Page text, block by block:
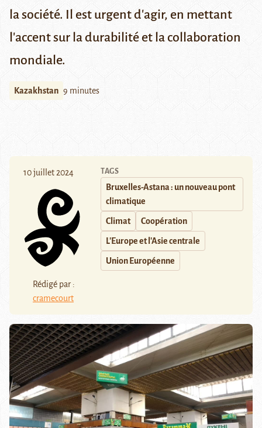
la société. Il est urgent d'agir, en mettant
l'accent sur la durabilité et la collaboration
mondiale.
Kazakhstan 9 minutes
10 juillet 2024
Rédigé par :
cramecourt
TAGS
Bruxelles-Astana : un nouveau pont
climatique
Climat Coopération
L'Europe et l'Asie centrale
Union Européenne